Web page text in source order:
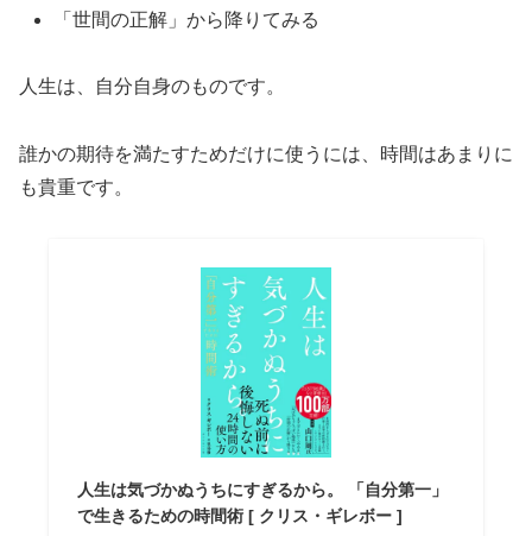
「世間の正解」から降りてみる
人生は、自分自身のものです。
誰かの期待を満たすためだけに使うには、時間はあまりに
も貴重です。
人生は気づかぬうちにすぎるから。 「自分第一」
で生きるための時間術 [ クリス・ギレボー ]